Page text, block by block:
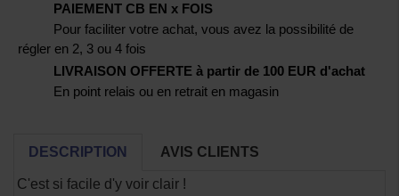
PAIEMENT CB EN x FOIS
Pour faciliter votre achat, vous avez la possibilité de
régler en 2, 3 ou 4 fois
LIVRAISON OFFERTE à partir de 100 EUR d'achat
En point relais ou en retrait en magasin
DESCRIPTION AVIS CLIENTS
C'est si facile d'y voir clair !